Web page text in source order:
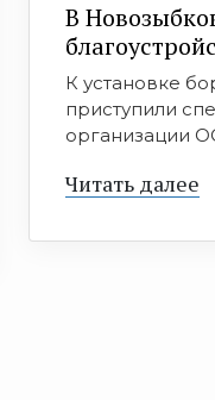
В
К установке
приступили
организации
Читать далее